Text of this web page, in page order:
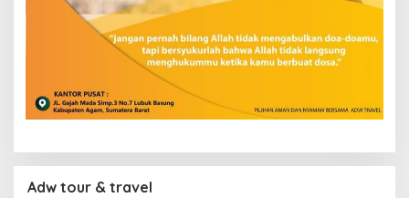
Adw tour & travel